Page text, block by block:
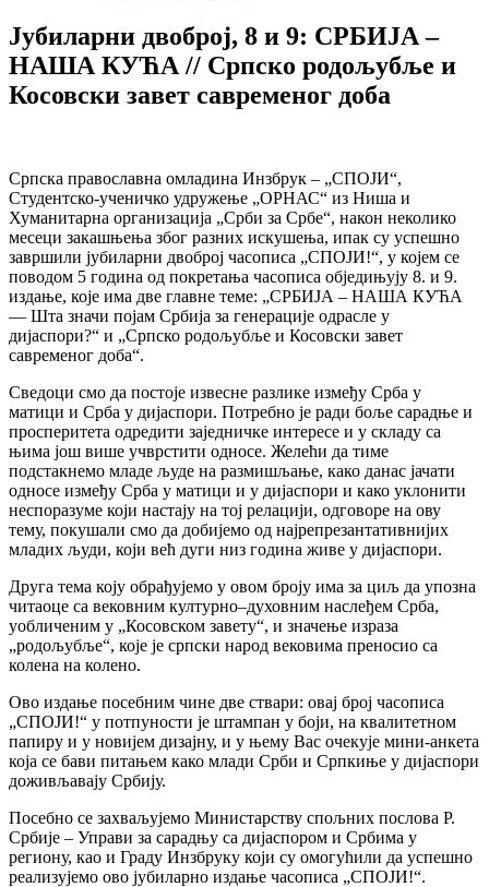
Јубиларни двоброј, 8 и 9: СРБИЈА –
НАША КУЋА // Српско родољубље и
Косовски завет савременог доба
Српска православна омладина Инзбрук – „СПОЈИ“,
Студентско-ученичко удружење „ОРНАС“ из Ниша и
Хуманитарна организација „Срби за Србе“, након неколико
месеци закашњења због разних искушења, ипак су успешно
завршили јубиларни двоброј часописа „СПОЈИ!“, у којем се
поводом 5 година од покретања часописа обједињују 8. и 9.
издање, које има две главне теме: „СРБИЈА – НАША КУЋА
— Шта значи појам Србија за генерације одрасле у
дијаспори?“ и „Српско родољубље и Косовски завет
савременог доба“.
Сведоци смо да постоје извесне разлике између Срба у
матици и Срба у дијаспори. Потребно је ради боље сарадње и
просперитета одредити заједничке интересе и у складу са
њима још више учврстити односе. Желећи да тиме
подстакнемо младе људе на размишљање, како данас јачати
односе између Срба у матици и у дијаспори и како уклонити
неспоразуме који настају на тој релацији, одговоре на ову
тему, покушали смо да добијемо од најрепрезантативнијих
младих људи, који већ дуги низ година живе у дијаспори.
Друга тема коју обрађујемо у овом броју има за циљ да упозна
читаоце са вековним културно–духовним наслеђем Срба,
уобличеним у „Косовском завету“, и значење израза
„родољубље“, које је српски народ вековима преносио са
колена на колено.
Ово издање посебним чине две ствари: овај број часописа
„СПОЈИ!“ у потпуности је штампан у боји, на квалитетном
папиру и у новијем дизајну, и у њему Вас очекује мини-анкета
која се бави питањем како млади Срби и Српкиње у дијаспори
доживљавају Србију.
Посебно се захваљујемо Министарству спољних послова Р.
Србије – Управи за сарадњу са дијаспором и Србима у
региону, као и Граду Инзбруку који су омогућили да успешно
реализујемо ово јубиларно издање часописа „СПОЈИ!“.